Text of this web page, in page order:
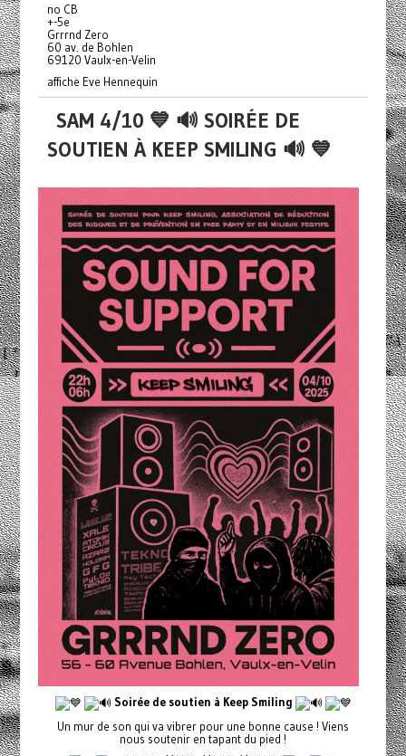
no CB
+-5e
Grrrnd Zero
60 av. de Bohlen
69120 Vaulx-en-Velin
affiche Eve Hennequin
SAM 4/10 💙 🔊 SOIRÉE DE
SOUTIEN À KEEP SMILING 🔊 💙
Soirée de soutien à Keep Smiling
Un mur de son qui va vibrer pour une bonne cause ! Viens
nous soutenir en tapant du pied !